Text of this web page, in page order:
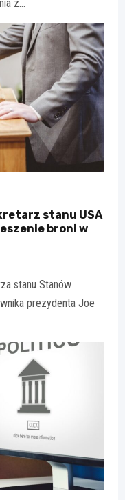
z…
stanu USA
broni w
stanu Stanów
prezydenta Joe